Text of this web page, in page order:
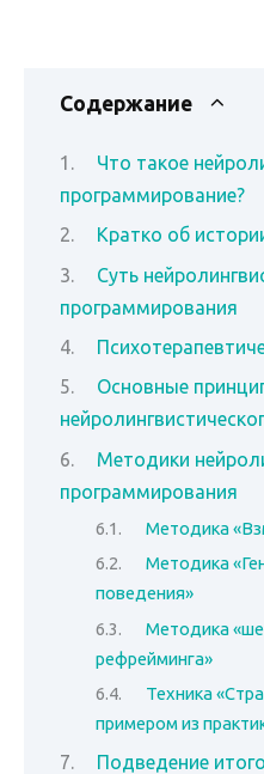
Содержание
Что такое
программирование?
Кратко об
Суть
программирования
Основные
Методики
программирования
Методика
Методика
поведения»
Методика
рефрейминга»
Техника
примером из
Подведение